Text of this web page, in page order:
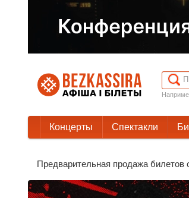
Концерты Спектакли
Предварительная продажа билетов